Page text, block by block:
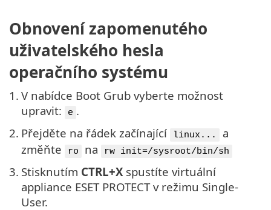
Obnovení zapomenutého
uživatelského hesla
operačního systému
1. V nabídce Boot Grub vyberte možnost
upravit:
e .
2. Přejděte na řádek začínající linux...
a
změňte
ro na rw init=/sysroot/bin/sh
3. Stisknutím CTRL+X spustíte virtuální
appliance ESET PROTECT v režimu Single-
User.